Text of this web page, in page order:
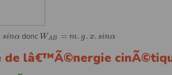
sinα donc WAB = m. g. x. sinα
de lâ€™Ã©nergie